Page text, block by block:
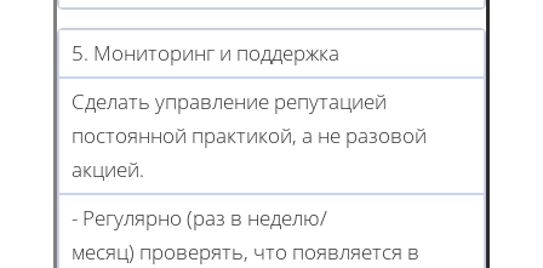
5. Мониторинг и поддержка
Сделать управление репутацией
постоянной практикой, а не разовой
акцией.
- Регулярно (раз в неделю/
месяц) проверять, что появляется в